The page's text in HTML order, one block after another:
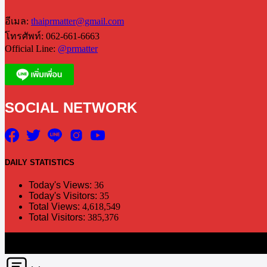
อีเมล: thaiprmatter@gmail.com
โทรศัพท์: 062-661-6663
Official Line: @prmatter
SOCIAL NETWORK
DAILY STATISTICS
Today's Views: 36
Today's Visitors: 35
Total Views: 4,618,549
Total Visitors: 385,376